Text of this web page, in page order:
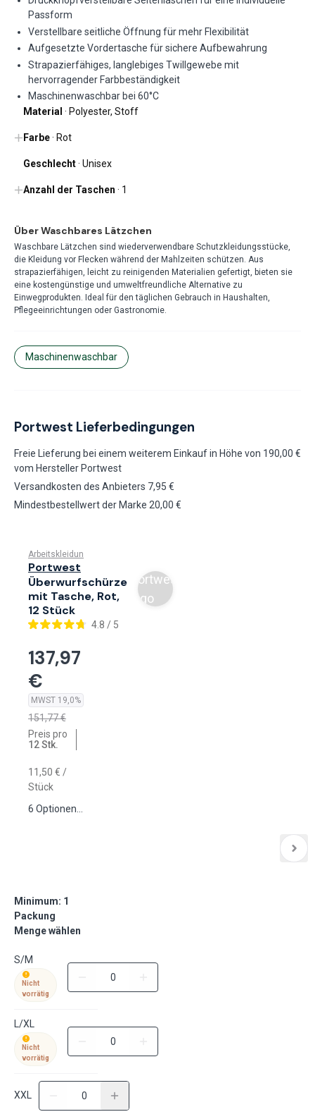
Passform
Verstellbare seitliche Öffnung für mehr Flexibilität
Aufgesetzte Vordertasche für sichere Aufbewahrung
Strapazierfähiges, langlebiges Twillgewebe mit
hervorragender Farbbeständigkeit
Maschinenwaschbar bei 60°C
Material · Polyester, Stoff
Farbe · Rot
Geschlecht · Unisex
Anzahl der Taschen · 1
Über Waschbares Lätzchen
die Kleidung vor Flecken während der Mahlzeiten schützen. Aus
strapazierfähigen, leicht zu reinigenden Materialien gefertigt, bieten sie
eine kostengünstige und umweltfreundliche Alternative zu
Einwegprodukten. Ideal für den täglichen Gebrauch in Haushalten,
Pflegeeinrichtungen oder Gastronomie.
Maschinenwaschbar
Portwest Lieferbedingungen
Freie Lieferung bei einem weiterem Einkauf in Höhe von 190,00 €
vom Hersteller Portwest
Versandkosten des Anbieters 7,95 €
Mindestbestellwert der Marke 20,00 €
Portwest
Überwurfschürze
mit Tasche, Rot,
12 Stück
Portwest
logo
4.8 / 5
137,97
€
MWST 19,0%
151,77€
Preis pro
12 Stk.
11,50 € /
Stück
Minimum: 1
Packung
Menge wählen
S/M
Nicht
vorrätig
L/XL
Nicht
vorrätig
XXL